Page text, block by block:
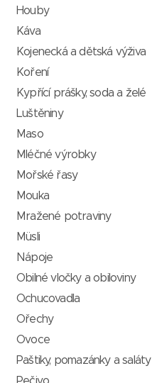
Houby
Káva
Kojenecká a dětská výživa
Koření
Kypřící prášky, soda a želé
Luštěniny
Maso
Mléčné výrobky
Mořské řasy
Mouka
Mražené potraviny
Müsli
Nápoje
Obilné vločky a obiloviny
Ochucovadla
Ořechy
Ovoce
Paštiky, pomazánky a saláty
Pečivo